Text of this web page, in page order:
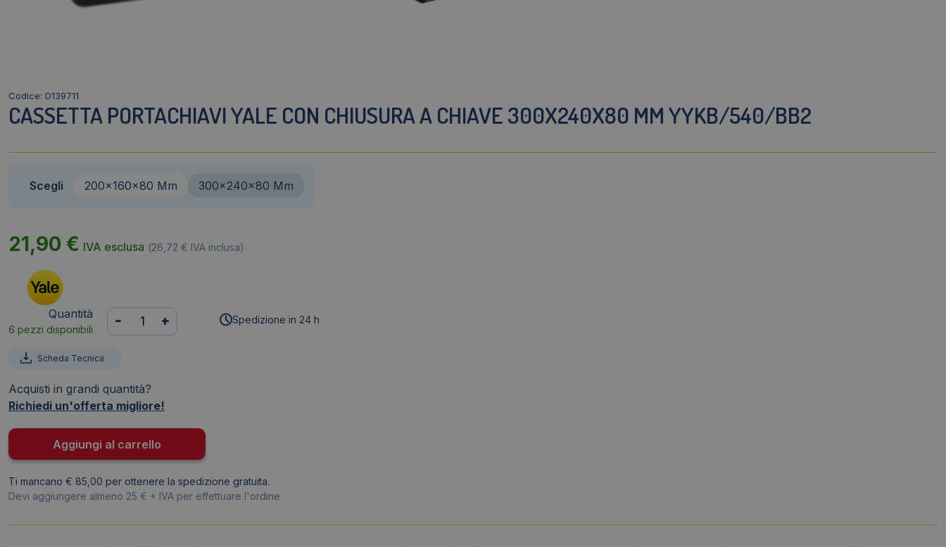
Codice: D139711
CASSETTA PORTACHIAVI YALE CON CHIUSURA A CHIAVE 300X240X80 MM YYKB/540/BB2
Scegli 200x160x80 Mm 300x240x80 Mm
21,90 € IVA esclusa (26,72 € IVA inclusa)
Quantità
6 pezzi disponibili
Cassetta
portachiavi
chiusura
a
chiave
300x240x80
mm
YYKB/540/BB2
quantità
- + Spedizione in 24 h
Scheda Tecnica
Acquisti in grandi quantità?
Richiedi un'offerta migliore!
Aggiungi al carrello
Ti mancano € 85,00 per ottenere la spedizione gratuita.
Devi aggiungere almeno 25 € + IVA per effettuare l'ordine